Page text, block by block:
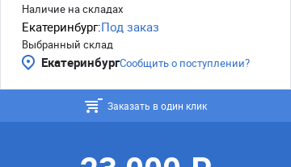
Наличие на складах
Екатеринбург:Под заказ
Выбранный склад
ЕкатеринбургСообщить о поступлении?
Заказать в один клик